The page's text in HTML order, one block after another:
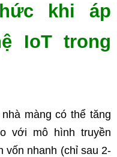
khi áp
IoT trong
màng có thể tăng
với mô hình truyền
vốn nhanh (chỉ sau 2-